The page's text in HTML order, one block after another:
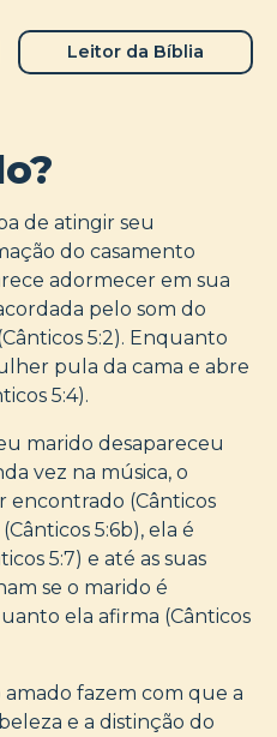
Leitor da Bíblia
de atingir seu
do casamento
adormecer em sua
pelo som do
5:2). Enquanto
pula da cama e abre
5:4).
marido desapareceu
vez na música, o
encontrado (Cânticos
5:6b), ela é
5:7) e até as suas
se o marido é
ela afirma (Cânticos
amado fazem com que a
e a distinção do